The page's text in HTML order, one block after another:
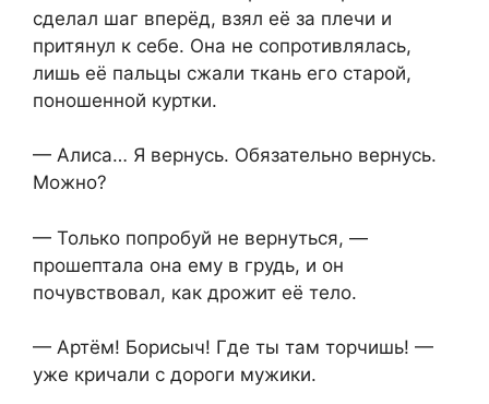
сделал шаг вперёд, взял её за плечи и
притянул к себе. Она не сопротивлялась,
лишь её пальцы сжали ткань его старой,
поношенной куртки.
— Алиса… Я вернусь. Обязательно вернусь.
Можно?
— Только попробуй не вернуться, —
прошептала она ему в грудь, и он
почувствовал, как дрожит её тело.
— Артём! Борисыч! Где ты там торчишь! —
уже кричали с дороги мужики.